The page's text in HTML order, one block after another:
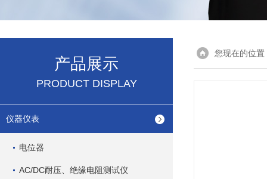
产品展示
PRODUCT DISPLAY
仪器仪表
电位器
AC/DC耐压、绝缘电阻测试仪
您现在的位置